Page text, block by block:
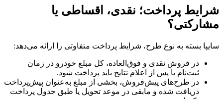
شرایط پرداخت؛ نقدی، اقساطی یا
مشارکتی؟
سایپا بسته به نوع طرح، شرایط پرداخت متفاوتی را ارائه می‌دهد:
در فروش نقدی و فوق‌العاده، کل مبلغ خودرو در زمان
ثبت‌نام یا پس از اعلام نتایج باید پرداخت شود.
در طرح‌های پیش‌فروش، بخشی از مبلغ به‌عنوان پیش‌پرداخت
دریافت شده و مابقی در موعد تحویل یا طبق جدول پرداخت